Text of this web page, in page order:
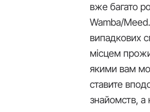
вже багато
Wamba/
випадкових
місцем
якими вам
ставите
знайомств, а